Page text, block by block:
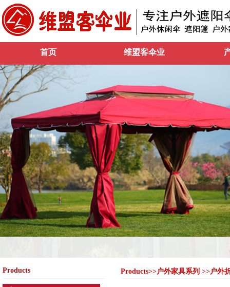
首页 维盟客伞业
Products Products>>户外家具系列 >>户外